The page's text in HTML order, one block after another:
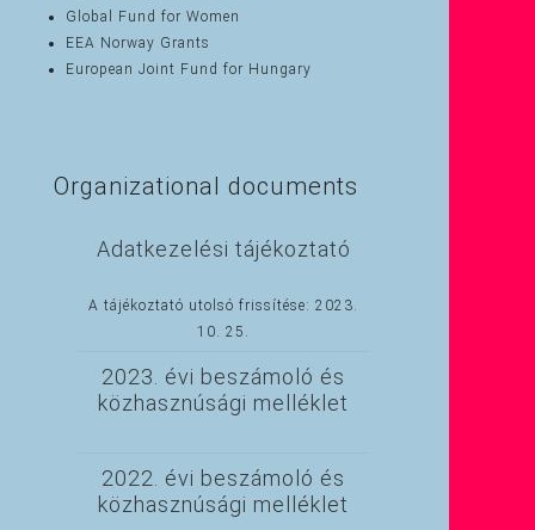
Global Fund for Women
EEA Norway Grants
European Joint Fund for Hungary
Organizational documents
Adatkezelési tájékoztató
A tájékoztató utolsó frissítése: 2023.
10. 25.
2023. évi beszámoló és
közhasznúsági melléklet
2022. évi beszámoló és
közhasznúsági melléklet